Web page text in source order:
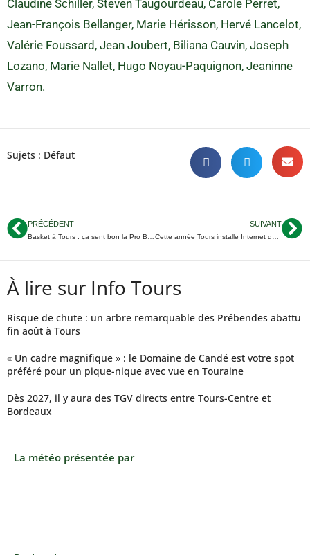
Claudine Schiller, Steven Taugourdeau, Carole Perret,
Jean-François Bellanger, Marie Hérisson, Hervé Lancelot,
Valérie Foussard, Jean Joubert, Biliana Cauvin, Joseph
Lozano, Marie Nallet, Hugo Noyau-Paquignon, Jeaninne
Varron.
Sujets : Défaut
PRÉCÉDENT SUIVANT
À lire sur Info Tours
Risque de chute : un arbre remarquable des Prébendes abattu
fin août à Tours
« Un cadre magnifique » : le Domaine de Candé est votre spot
préféré pour un pique-nique avec vue en Touraine
Dès 2027, il y aura des TGV directs entre Tours-Centre et
Bordeaux
La météo présentée par